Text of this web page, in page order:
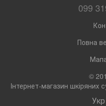
099
Повна
©
Інтернет-магазин шкіряних
Укр